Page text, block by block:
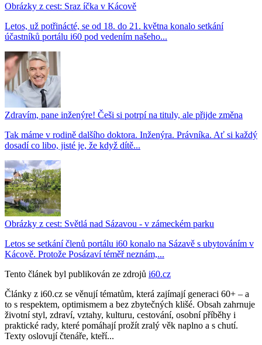
Obrázky z cest: Sraz íčka v Kácově
Letos, už potřinácté, se od 18. do 21. května konalo setkání
účastníků portálu i60 pod vedením našeho...
Zdravím, pane inženýre! Češi si potrpí na tituly, ale přijde změna
Tak máme v rodině dalšího doktora. Inženýra. Právníka. Ať si každý
dosadí co libo, jisté je, že když dítě...
Obrázky z cest: Světlá nad Sázavou - v zámeckém parku
Letos se setkání členů portálu i60 konalo na Sázavě s ubytováním v
Kácově. Protože Posázaví téměř neznám,...
Tento článek byl publikován ze zdrojů i60.cz
Články z i60.cz se věnují tématům, která zajímají generaci 60+ – a
to s respektem, optimismem a bez zbytečných klišé. Obsah zahrnuje
životní styl, zdraví, vztahy, kulturu, cestování, osobní příběhy i
praktické rady, které pomáhají prožít zralý věk naplno a s chutí.
Texty oslovují čtenáře, kteří...